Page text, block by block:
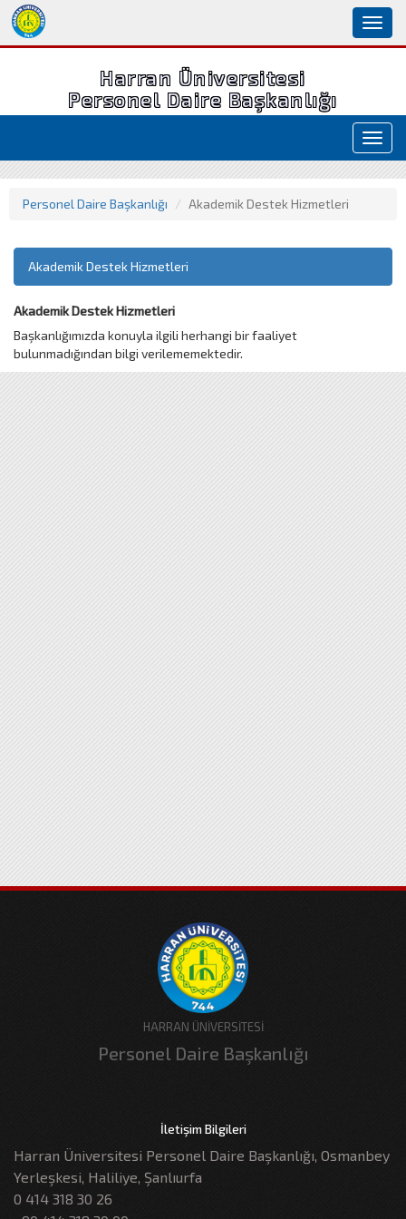
Harran Üniversitesi
Personel Daire Başkanlığı
Personel Daire Başkanlığı Akademik Destek Hizmetleri
Akademik Destek Hizmetleri
Akademik Destek Hizmetleri
Başkanlığımızda konuyla ilgili herhangi bir faaliyet
bulunmadığından bilgi verilememektedir.
HARRAN ÜNİVERSİTESİ
Personel Daire Başkanlığı
İletişim Bilgileri
Harran Üniversitesi Personel Daire Başkanlığı, Osmanbey
Yerleşkesi, Haliliye, Şanlıurfa
0 414 318 30 26